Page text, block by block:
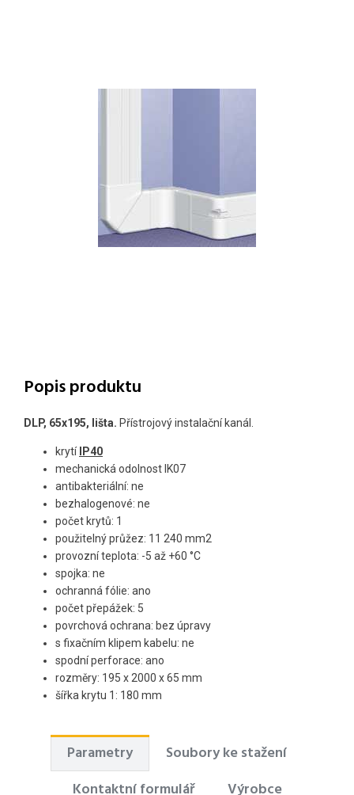
Popis produktu
DLP, 65x195, lišta. Přístrojový instalační kanál.
krytí IP40
mechanická odolnost IK07
antibakteriální: ne
bezhalogenové: ne
počet krytů: 1
použitelný průžez: 11 240 mm2
provozní teplota: -5 až +60 °C
spojka: ne
ochranná fólie: ano
počet přepážek: 5
povrchová ochrana: bez úpravy
s fixačním klipem kabelu: ne
spodní perforace: ano
rozměry: 195 x 2000 x 65 mm
šířka krytu 1: 180 mm
Parametry
Soubory ke stažení
Kontaktní formulář
Výrobce